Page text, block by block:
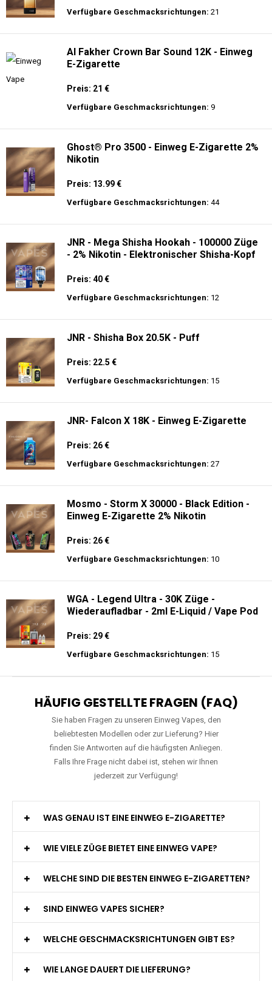
Verfügbare Geschmacksrichtungen: 21
Al Fakher Crown Bar Sound 12K - Einweg
E-Zigarette
Preis: 21 €
Verfügbare Geschmacksrichtungen: 9
Ghost® Pro 3500 - Einweg E-Zigarette 2%
Nikotin
Preis: 13.99 €
Verfügbare Geschmacksrichtungen: 44
JNR - Mega Shisha Hookah - 100000 Züge
- 2% Nikotin - Elektronischer Shisha-Kopf
Preis: 40 €
Verfügbare Geschmacksrichtungen: 12
JNR - Shisha Box 20.5K - Puff
Preis: 22.5 €
Verfügbare Geschmacksrichtungen: 15
JNR- Falcon X 18K - Einweg E-Zigarette
Preis: 26 €
Verfügbare Geschmacksrichtungen: 27
Mosmo - Storm X 30000 - Black Edition -
Einweg E-Zigarette 2% Nikotin
Preis: 26 €
Verfügbare Geschmacksrichtungen: 10
WGA - Legend Ultra - 30K Züge -
Wiederaufladbar - 2ml E-Liquid / Vape Pod
Preis: 29 €
Verfügbare Geschmacksrichtungen: 15
HÄUFIG GESTELLTE FRAGEN (FAQ)
Sie haben Fragen zu unseren Einweg Vapes, den
beliebtesten Modellen oder zur Lieferung? Hier
finden Sie Antworten auf die häufigsten Anliegen.
Falls Ihre Frage nicht dabei ist, stehen wir Ihnen
jederzeit zur Verfügung!
WAS GENAU IST EINE EINWEG E-ZIGARETTE?
WIE VIELE ZÜGE BIETET EINE EINWEG VAPE?
WELCHE SIND DIE BESTEN EINWEG E-ZIGARETTEN?
SIND EINWEG VAPES SICHER?
WELCHE GESCHMACKSRICHTUNGEN GIBT ES?
WIE LANGE DAUERT DIE LIEFERUNG?